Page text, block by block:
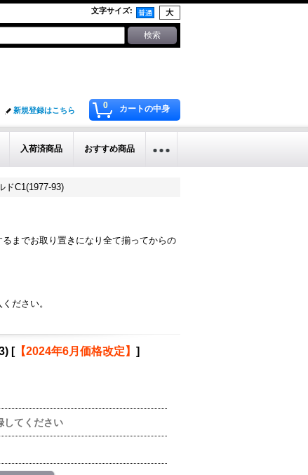
文字サイズ:
0 カートの中身
新規登録はこちら
入荷済商品 おすすめ商品
ドC1(1977-93)
までお取り置きになり全て揃ってからの
ださい。
[【2024年6月価格改定】 ]
してください